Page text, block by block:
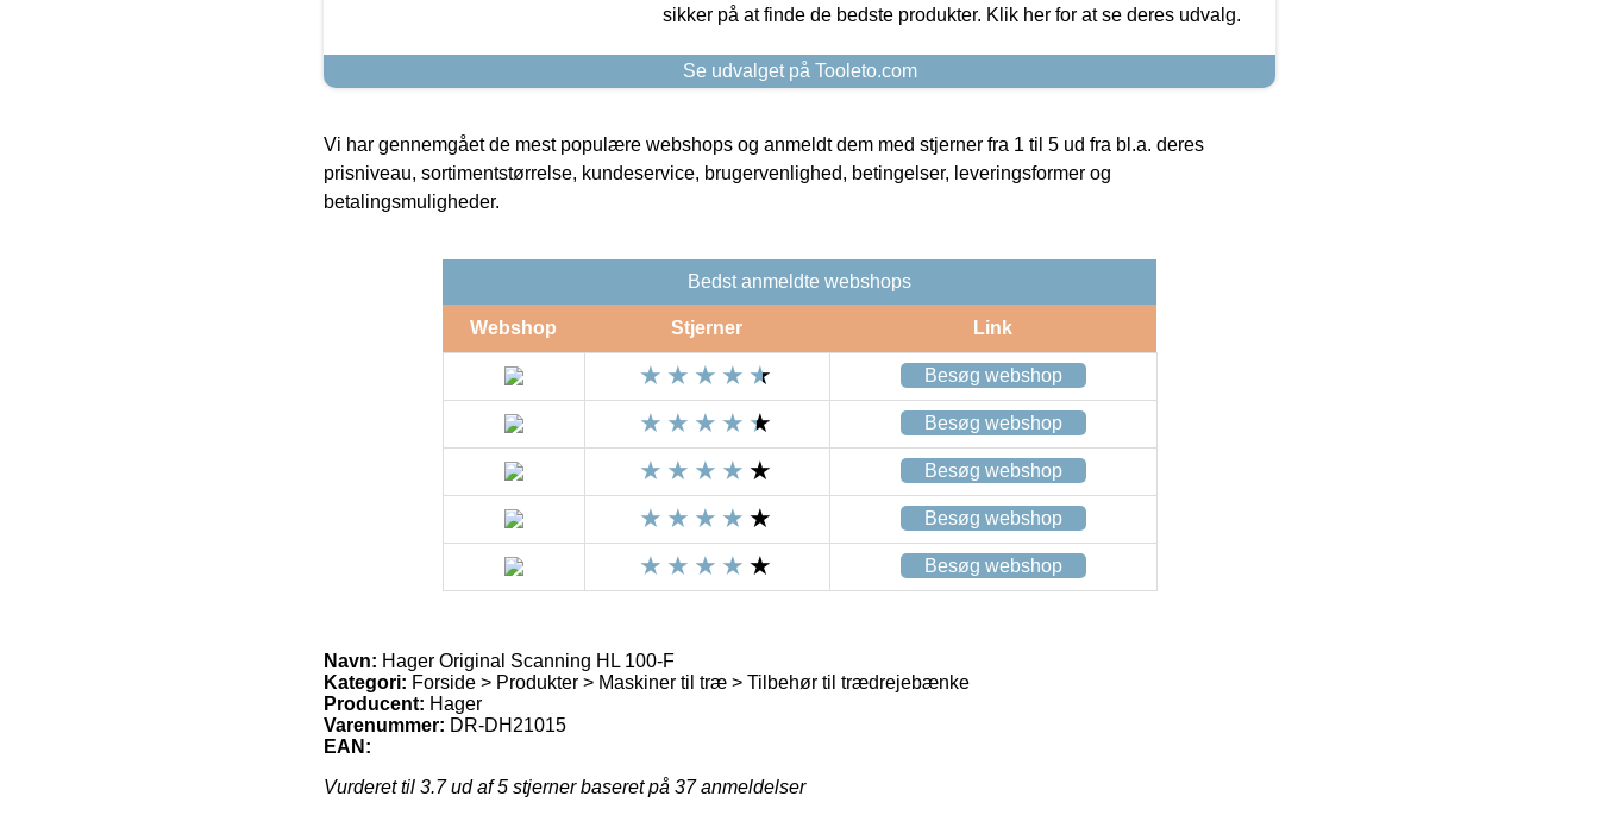
sikker på at finde de bedste produkter. Klik her for at se deres udvalg.
Se udvalget på Tooleto.com
Vi har gennemgået de mest populære webshops og anmeldt dem med stjerner fra 1 til 5 ud fra bl.a. deres
prisniveau, sortimentstørrelse, kundeservice, brugervenlighed, betingelser, leveringsformer og
betalingsmuligheder.
Bedst anmeldte webshops
Webshop Stjerner Link
Besøg webshop
Besøg webshop
Besøg webshop
Besøg webshop
Besøg webshop
Navn: Hager Original Scanning HL 100-F
Kategori: Forside > Produkter > Maskiner til træ > Tilbehør til trædrejebænke
Producent: Hager
Varenummer: DR-DH21015
EAN:
Vurderet til 3.7ud af 5 stjerner baseret på 37anmeldelser